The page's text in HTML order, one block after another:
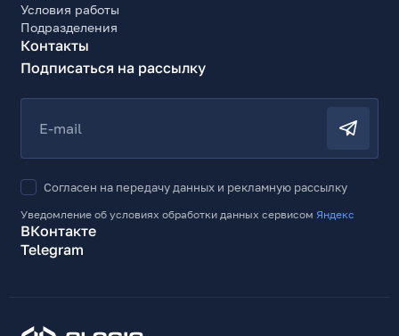
Условия работы
Подразделения
Контакты
Подписаться на рассылку
E-mail
Согласен на передачу данных и рекламную рассылку
Уведомление об условиях обработки данных сервисом Яндекс
ВКонтакте
Telegram